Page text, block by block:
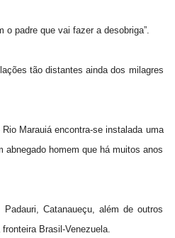
padre que vai fazer a desobriga”.
tão distantes ainda dos milagres
Marauiá encontra-se instalada uma
abnegado homem que há muitos anos
Catanaueçu, além de outros
Brasil-Venezuela.